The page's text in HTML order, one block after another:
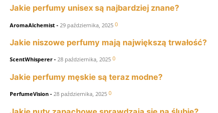
Jakie perfumy unisex są najbardziej znane?
AromaAlchemist - 29 października, 2025 0
Jakie niszowe perfumy mają największą trwałość?
ScentWhisperer - 28 października, 2025 0
Jakie perfumy męskie są teraz modne?
PerfumeVision - 28 października, 2025 0